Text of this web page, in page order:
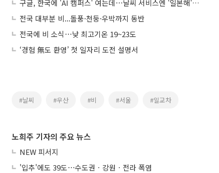
구글, 한국에 'AI 캠퍼스' 여는데⋯날씨 서비스엔 '일본해' 우선 표기
전국 대부분 비...돌풍·천둥·우박까지 동반
전국에 비 소식⋯낮 최고기온 19~23도
‘경험 無도 환영’ 첫 일자리 도전 설명서
#날씨 #우산 #비 #서울 #일교차
노희주 기자의 주요 뉴스
NEW 피서지
'입추'에도 39도⋯수도권ㆍ강원ㆍ전라 폭염